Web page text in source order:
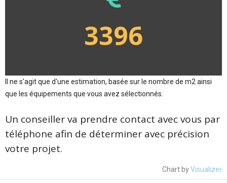
3396
Il ne s'agit que d'une estimation, basée sur le nombre de m2 ainsi
que les équipements que vous avez sélectionnés.
Un conseiller va prendre contact avec vous par
téléphone afin de déterminer avec précision
votre projet.
Chart byVisualizer